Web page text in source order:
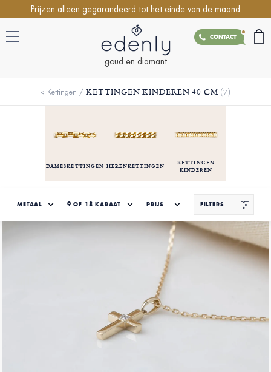
Prijzen alleen gegarandeerd tot het einde van de maand
CONTACT
goud en diamant
< Kettingen /KETTINGEN KINDEREN 40 CM (7)
DAMESKETTINGEN HERENKETTINGEN
KETTINGEN
KINDEREN
METAAL 9 OF 18 KARAAT PRIJS FILTERS